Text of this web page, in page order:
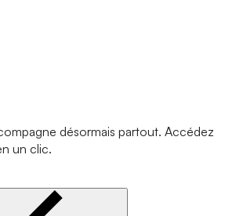
désormais partout. Accédez
un clic.